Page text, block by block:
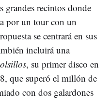
grandes recintos donde
por un tour con un
se centrará en sus
incluirá una
, su primer disco en
que superó el millón de
con dos galardones